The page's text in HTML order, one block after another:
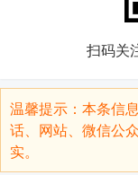
扫码关
温馨提示：本条信
话、网站、微信公
实。